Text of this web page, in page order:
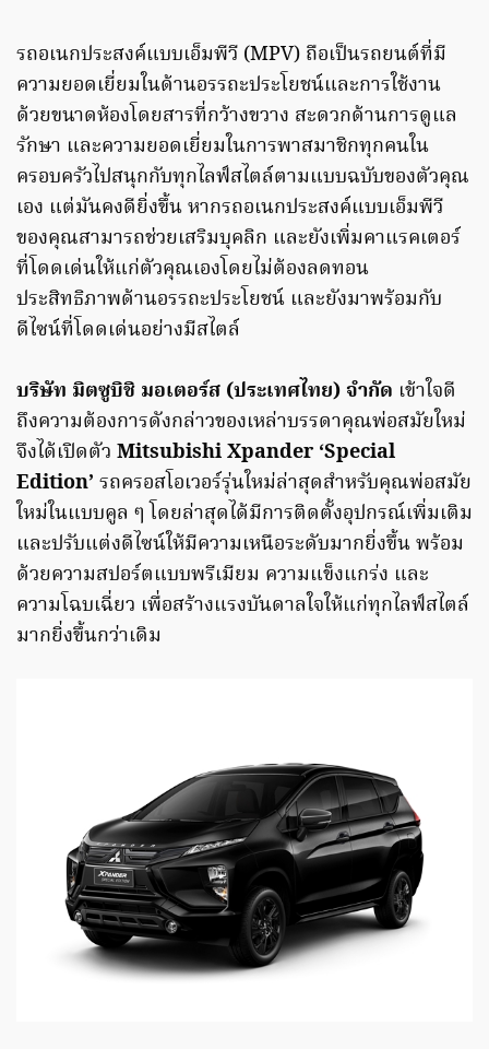
รถอเนกประสงค์แบบเอ็มพีวี (MPV) ถือเป็นรถยนต์ที่มี
ความยอดเยี่ยมในด้านอรรถะประโยชน์และการใช้งาน
ด้วยขนาดห้องโดยสารที่กว้างขวาง สะดวกด้านการดูแล
รักษา และความยอดเยี่ยมในการพาสมาชิกทุกคนใน
ครอบครัวไปสนุกกับทุกไลฟ์สไตล์ตามแบบฉบับของตัวคุณ
เอง แต่มันคงดียิ่งขึ้น หากรถอเนกประสงค์แบบเอ็มพีวี
ของคุณสามารถช่วยเสริมบุคลิก และยังเพิ่มคาแรคเตอร์
ที่โดดเด่นให้แก่ตัวคุณเองโดยไม่ต้องลดทอน
ประสิทธิภาพด้านอรรถะประโยชน์ และยังมาพร้อมกับ
ดีไซน์ที่โดดเด่นอย่างมีสไตล์
บริษัท มิตซูบิชิ มอเตอร์ส (ประเทศไทย) จำกัด เข้าใจดี
ถึงความต้องการดังกล่าวของเหล่าบรรดาคุณพ่อสมัยใหม่
จึงได้เปิดตัว Mitsubishi Xpander ‘Special
Edition’ รถครอสโอเวอร์รุ่นใหม่ล่าสุดสำหรับคุณพ่อสมัย
ใหม่ในแบบคูล ๆ โดยล่าสุดได้มีการติดตั้งอุปกรณ์เพิ่มเติม
และปรับแต่งดีไซน์ให้มีความเหนือระดับมากยิ่งขึ้น พร้อม
ด้วยความสปอร์ตแบบพรีเมียม ความแข็งแกร่ง และ
ความโฉบเฉี่ยว เพื่อสร้างแรงบันดาลใจให้แก่ทุกไลฟ์สไตล์
มากยิ่งขึ้นกว่าเดิม